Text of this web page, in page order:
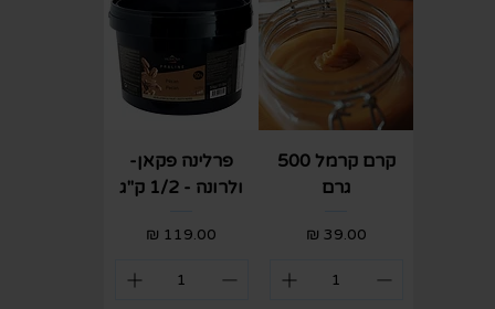
קרם קרמל 500
גרם
מחיר
פרלינה פקאן-
ולרונה - 1/2 ק"ג
מחיר